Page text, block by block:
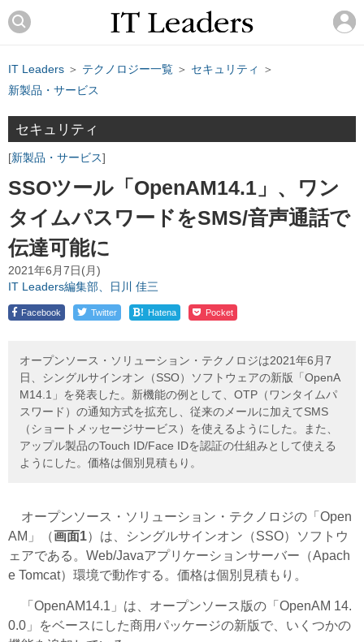
IT Leaders ＞ テクノロジー一覧 ＞ セキュリティ
＞
新製品・サービス
セキュリティ
新製品・サービス
SSOツール「OpenAM14.1」、ワン
タイムパスワードをSMS/音声通話で
伝達可能に
2021年6月7日(月)
IT Leaders編集部、日川 佳三
Facebook Twitter ! Hatena Pocket
オープンソース・ソリューション・テクノロジは2021年6月7
日、シングルサインオン（SSO）ソフトウェアの新版「OpenA
M14.1」を発表した。新機能の例として、OTP（ワンタイムパ
スワード）の通知方式を拡充し、従来のメールに加えてSMS
（ショートメッセージサービス）を使えるようにした。また、
アップル製品のTouch ID/Face IDを認証の仕組みとして使える
ようにした。価格は個別見積もり。
オープンソース・ソリューション・テクノロジの「Open
AM」（画面1）は、シングルサインオン（SSO）ソフトウ
ェアである。Web/Javaアプリケーションサーバー（Apach
e Tomcat）環境で動作する。価格は個別見積もり。
「OpenAM14.1」は、オープンソース版の「OpenAM 14.
0.0」をベースにした商用パッケージの新版で、いくつかの